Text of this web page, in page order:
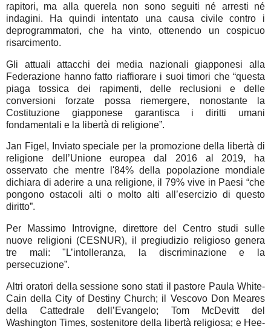
rapitori, ma alla querela non sono seguiti né arresti né
indagini. Ha quindi intentato una causa civile contro i
deprogrammatori, che ha vinto, ottenendo un cospicuo
risarcimento.
Gli attuali attacchi dei media nazionali giapponesi alla
Federazione hanno fatto riaffiorare i suoi timori che “questa
piaga tossica dei rapimenti, delle reclusioni e delle
conversioni forzate possa riemergere, nonostante la
Costituzione giapponese garantisca i diritti umani
fondamentali e la libertà di religione”.
Jan Figel, Inviato speciale per la promozione della libertà di
religione dell’Unione europea dal 2016 al 2019, ha
osservato che mentre l'84% della popolazione mondiale
dichiara di aderire a una religione, il 79% vive in Paesi “che
pongono ostacoli alti o molto alti all’esercizio di questo
diritto”.
Per Massimo Introvigne, direttore del Centro studi sulle
nuove religioni (CESNUR), il pregiudizio religioso genera
tre mali: "L’intolleranza, la discriminazione e la
persecuzione”.
Altri oratori della sessione sono stati il pastore Paula White-
Cain della City of Destiny Church; il Vescovo Don Meares
della Cattedrale dell’Evangelo; Tom McDevitt del
Washington Times, sostenitore della libertà religiosa; e Hee-